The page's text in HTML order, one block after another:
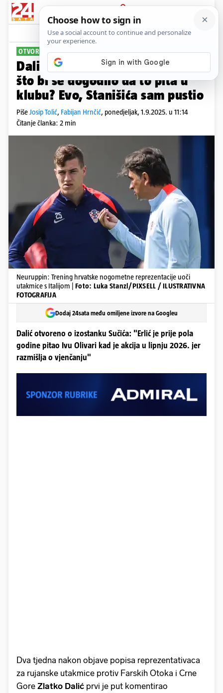
PRIJAVA
Sport Komentari
OTVORENO O NEPOZIVANJU
Dalić: Ne kažnjavam Sučića, ali
što bi se dogodilo da to pita u
klubu? Evo, Stanišića sam pustio
PišeJosip Tolić, Fabijan Hrnčić, ponedjeljak, 1.9.2025. u 11:14
Čitanje članka: 2 min
Neuruppin: Trening hrvatske nogometne reprezentacije uoči
utakmice s Italijom | Foto: Luka Stanzl/PIXSELL / ILUSTRATIVNA
FOTOGRAFIJA
Dodaj 24sata među omiljene izvore na Googleu
Dalić otvoreno o izostanku Sučića: "Erlić je prije pola
godine pitao Ivu Olivari kad je akcija u lipnju 2026. jer
razmišlja o vjenčanju"
Dva tjedna nakon objave popisa reprezentativaca
za rujanske utakmice protiv Farskih Otoka i Crne
Gore Zlatko Dalić prvi je put komentirao